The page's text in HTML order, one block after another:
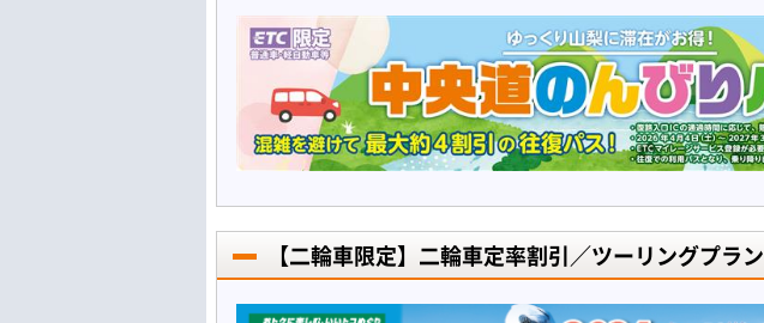
【二輪車限定】二輪車定率割引／ツーリングプラン